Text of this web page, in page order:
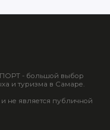
- большой выбор
и туризма в Самаре.
не является публичной